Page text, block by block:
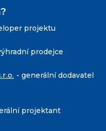
projektu
prodejce
- generální dodavatel
projektant